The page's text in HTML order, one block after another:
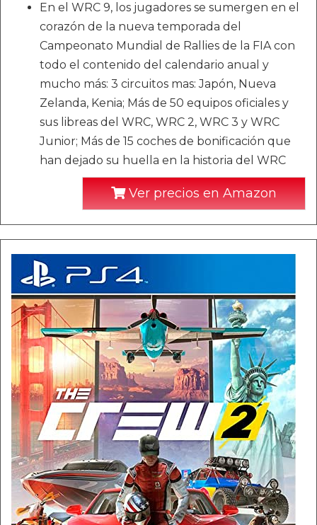
En el WRC 9, los jugadores se sumergen en el
corazón de la nueva temporada del
Campeonato Mundial de Rallies de la FIA con
todo el contenido del calendario anual y
mucho más: 3 circuitos mas: Japón, Nueva
Zelanda, Kenia; Más de 50 equipos oficiales y
sus libreas del WRC, WRC 2, WRC 3 y WRC
Junior; Más de 15 coches de bonificación que
han dejado su huella en la historia del WRC
Ver precios en Amazon